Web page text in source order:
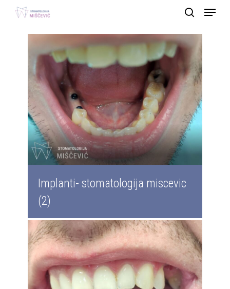
Menu
Implanti- stomatologija miscevic
(2)